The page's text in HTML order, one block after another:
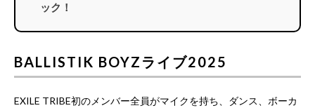
ック！
BALLISTIK BOYZライブ2025
EXILE TRIBE初のメンバー全員がマイクを持ち、ダンス、ボーカ